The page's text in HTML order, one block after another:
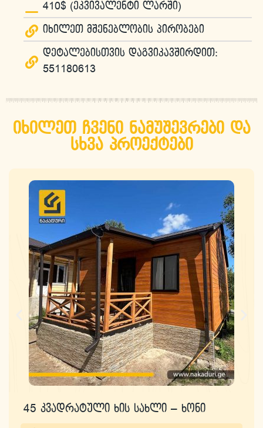
410$ (ეკვივალენტი ლარში)
იხილეთ მშენებლობის პირობები
დეტალებისთვის დაგვიკავშირდით:
551180613
იხილეთ ჩვენი ნამუშევრები და
სხვა პროექტები
45 კვადრატული ხის სახლი – ხონი